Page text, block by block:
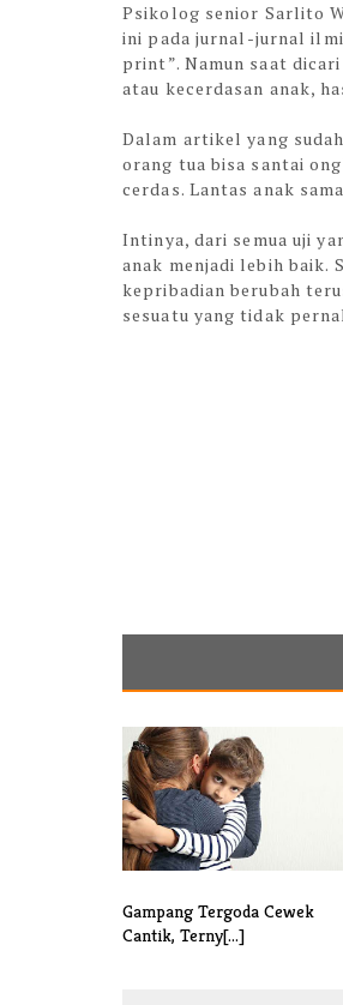
Psikolog senior Sarlito
ini pada jurnal-jurnal
print”. Namun saat
atau kecerdasan anak,
Dalam artikel yang
orang tua bisa santai
cerdas. Lantas anak
Intinya, dari semua uji
anak menjadi lebih baik.
kepribadian berubah
sesuatu yang tidak
Gampang Tergoda Cewek
Cantik, Terny[...]